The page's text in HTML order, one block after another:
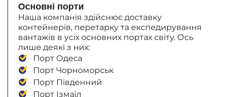
Основні порти
Наша компанія здійснює доставку
контейнерів, перетарку та експедирування
вантажів в усіх основних портах світу. Ось
лише деякі з них:
Порт Одеса
Порт Чорноморськ
Порт Південний
Порт Ізмаїл